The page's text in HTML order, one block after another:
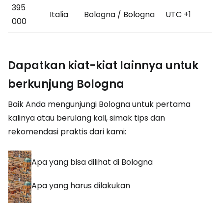
395
000
Italia Bologna / Bologna UTC +1
Dapatkan kiat-kiat lainnya untuk
berkunjung Bologna
Baik Anda mengunjungi Bologna untuk pertama
kalinya atau berulang kali, simak tips dan
rekomendasi praktis dari kami:
Apa yang bisa dilihat di Bologna
Apa yang harus dilakukan